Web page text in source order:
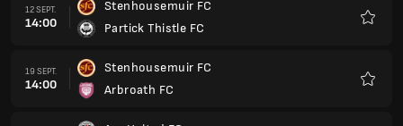
12 SEPT.
14:00
Stenhousemuir FC
Partick Thistle FC
19 SEPT.
14:00
Stenhousemuir FC
Arbroath FC